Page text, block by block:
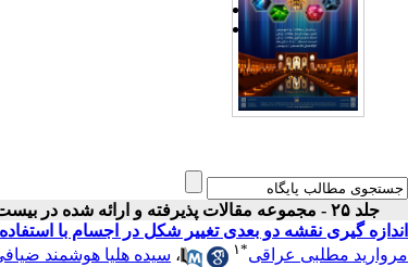
جلد ۲۵ - مجموعه مقالات پذیرفته و ارائه شده در بیست و پنجمین کنفرانس اپتیک و فوتونیک ایران
اندازه گیری نقشه دو بعدی تغییر شکل در اجسام با
مروارید مطلبی عراقی*۱ ، سیده هلیا هوشمند